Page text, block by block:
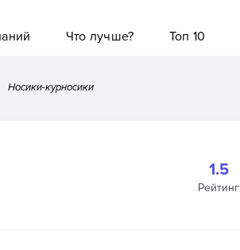
Что лучше? Топ 10
Носики-курносики
1.5
Рейтинг